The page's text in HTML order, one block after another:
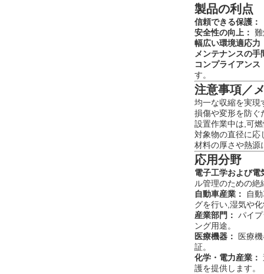
製品の利点
信頼できる保護：
安全性の向上：
幅広い環境適応力
メンテナンスの手
コンプライアンス
す。
注意事項／
均一な収縮を実現
損傷や変形を防ぐ
設置作業中は,可
対象物の直径に応
材料の厚さや熱源
応用分野
電子工学および
ル管理のための絶
自動車産業：
自
グを行い,湿気や
産業部門： パイ
ング用途。
医療機器：
医療
証。
化学・電力産業：
護を提供します。